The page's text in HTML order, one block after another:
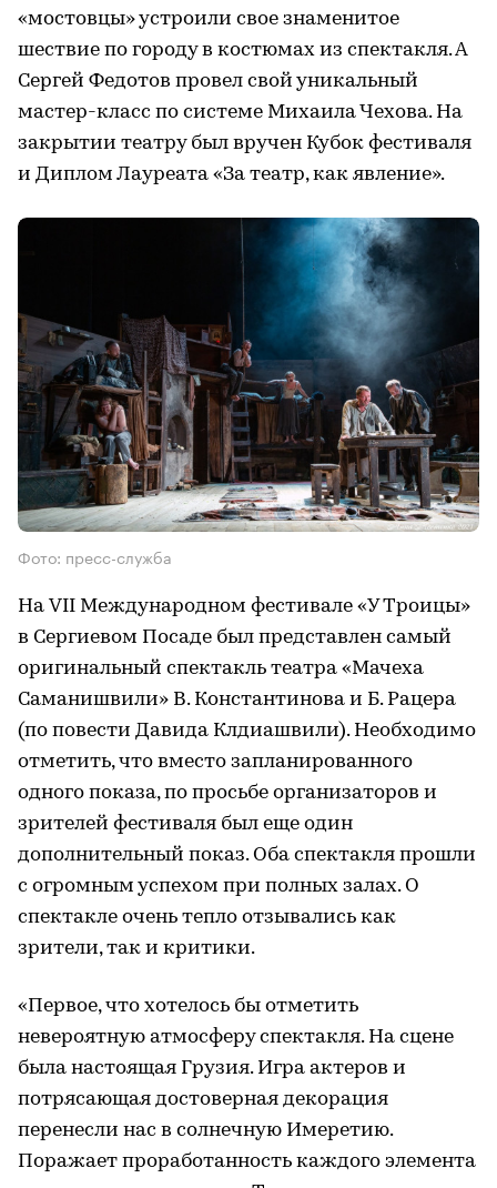
«мостовцы» устроили свое знаменитое
шествие по городу в костюмах из спектакля. А
Сергей Федотов провел свой уникальный
мастер-класс по системе Михаила Чехова. На
закрытии театру был вручен Кубок фестиваля
и Диплом Лауреата «За театр, как явление».
Фото: пресс-служба
На VII Международном фестивале «У Троицы»
в Сергиевом Посаде был представлен самый
оригинальный спектакль театра «Мачеха
Саманишвили» В. Константинова и Б. Рацера
(по повести Давида Клдиашвили). Необходимо
отметить, что вместо запланированного
одного показа, по просьбе организаторов и
зрителей фестиваля был еще один
дополнительный показ. Оба спектакля прошли
с огромным успехом при полных залах. О
спектакле очень тепло отзывались как
зрители, так и критики.
«Первое, что хотелось бы отметить
невероятную атмосферу спектакля. На сцене
была настоящая Грузия. Игра актеров и
потрясающая достоверная декорация
перенесли нас в солнечную Имеретию.
Поражает проработанность каждого элемента